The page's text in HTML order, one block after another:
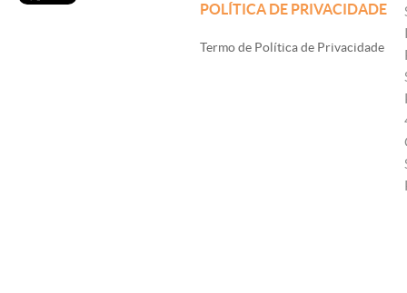
POLÍTICA DE PRIVACIDADE
Termo de Política de Privacidade